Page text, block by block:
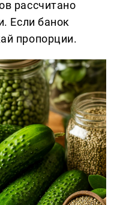
рассчитано
Если банок
пропорции.